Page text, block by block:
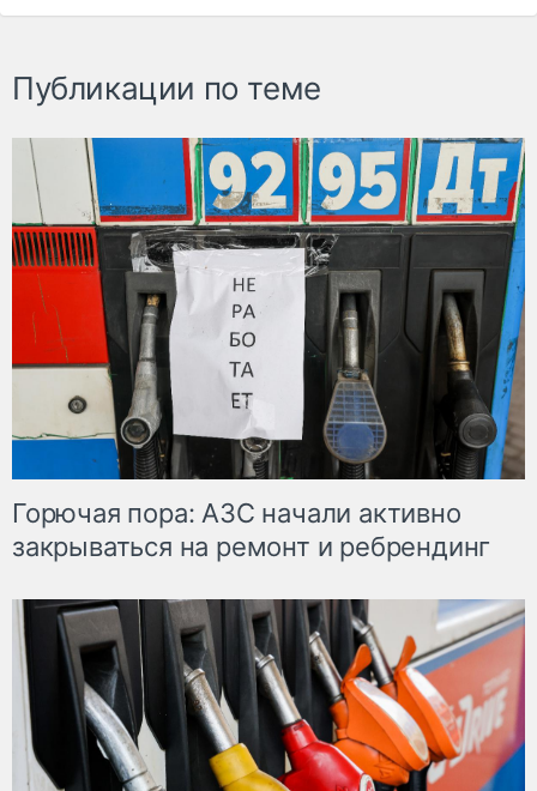
Публикации по теме
Горючая пора: АЗС начали активно
закрываться на ремонт и ребрендинг